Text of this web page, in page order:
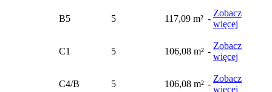
B5 5 117,09 m² -
Zobacz
więcej
C1 5 106,08 m² -
Zobacz
więcej
C4/B 5 106,08 m² -
Zobacz
więcej